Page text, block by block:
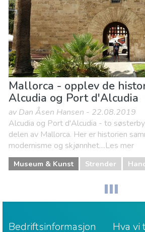
Mallorca - opplev de
Alcudia og Port d'Alcudia
av Dan Åsen Hansen - 22.08.2019
Alcudia og Port d'Alcudia - to
delen av Mallorca. Her er historien
modernisme og skjønnhet....Les mer
Museum & Kunst Strender
Bedriftsinformasjon Hva vi